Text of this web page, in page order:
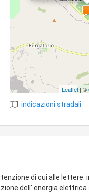
Leaflet| ©
indicazioni stradali
di cui alle lettere:
dell' energia elettrica